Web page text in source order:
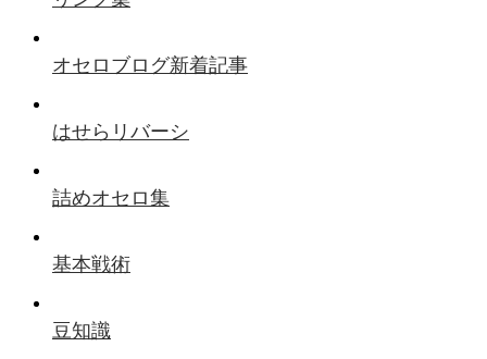
オセロブログ新着記事
はせらリバーシ
詰めオセロ集
基本戦術
豆知識